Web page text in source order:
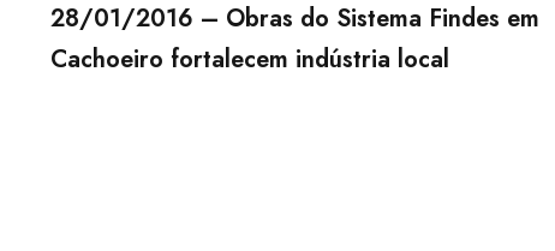
28/01/2016 – Obras do Sistema Findes em
Cachoeiro fortalecem indústria local